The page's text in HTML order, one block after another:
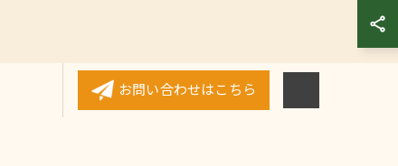
お問い合わせはこちら